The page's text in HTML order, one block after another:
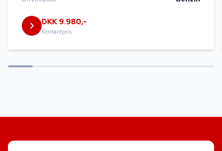
DKK 9.980,-
Kontantpris